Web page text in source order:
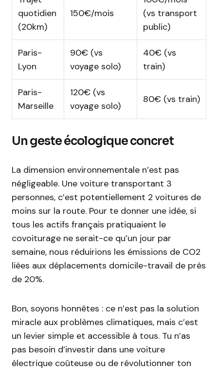
quotidien
(20km)
150€/mois
(vs transport
public)
Paris-
Lyon
90€ (vs
voyage solo)
40€ (vs
train)
Paris-
Marseille
120€ (vs
voyage solo)
80€ (vs train)
Un geste écologique concret
La dimension environnementale n’est pas
négligeable. Une voiture transportant 3
personnes, c’est potentiellement 2 voitures de
moins sur la route. Pour te donner une idée, si
tous les actifs français pratiquaient le
covoiturage ne serait-ce qu’un jour par
semaine, nous réduirions les émissions de CO2
liées aux déplacements domicile-travail de près
de 20%.
Bon, soyons honnêtes : ce n’est pas la solution
miracle aux problèmes climatiques, mais c’est
un levier simple et accessible à tous. Tu n’as
pas besoin d’investir dans une voiture
électrique coûteuse ou de révolutionner ton